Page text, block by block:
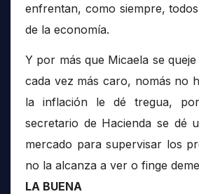
enfrentan, como siempre,
de la economía.
Y por más que Micaela se
cada vez más caro, nomás no
la inflación le dé tregua,
secretario de Hacienda se dé
mercado para supervisar los
no la alcanza a ver o finge
LA BUENA